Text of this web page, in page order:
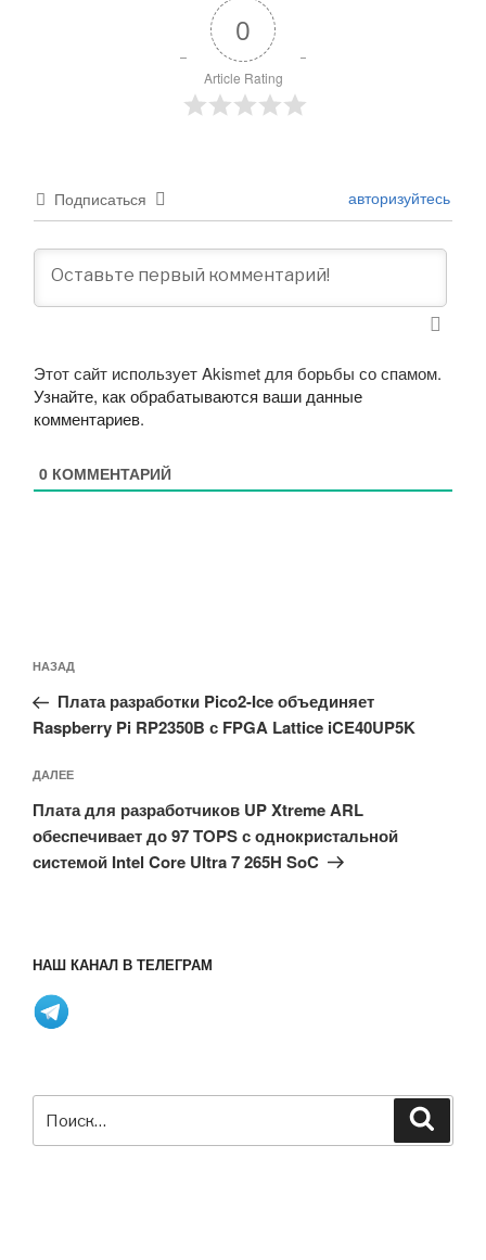
0
Article Rating
Подписаться авторизуйтесь
Этот сайт использует Akismet для борьбы со спамом.
Узнайте, как обрабатываются ваши данные
комментариев.
0 КОММЕНТАРИЙ
по
записям
Предыдущая
запись:
НАЗАД
Плата разработки Pico2-Ice объединяет
Raspberry Pi RP2350B с FPGA Lattice iCE40UP5K
Следующая
запись
ДАЛЕЕ
Плата для разработчиков UP Xtreme ARL
обеспечивает до 97 TOPS с однокристальной
системой Intel Core Ultra 7 265H SoC
НАШ КАНАЛ В ТЕЛЕГРАМ